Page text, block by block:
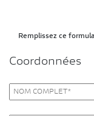
Remplissez ce
Coordonnées